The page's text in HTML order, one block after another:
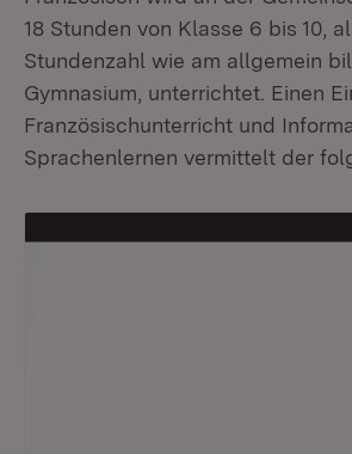
18 Stunden von Klasse 6 bis 10,
Stundenzahl wie am allgemein
Gymnasium, unterrichtet. Einen
Französischunterricht und
Sprachenlernen vermittelt der